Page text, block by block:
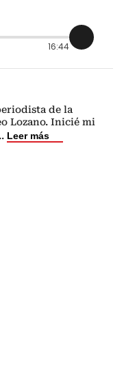
16:44
de la
Lozano. Inicié mi
Leer más